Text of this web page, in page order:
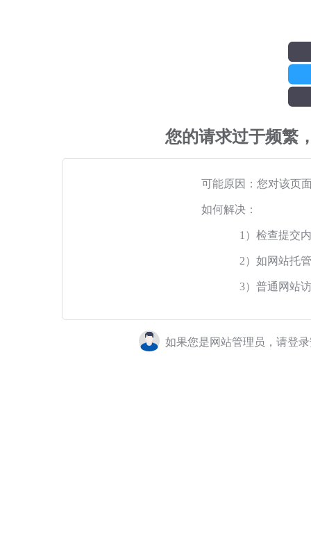
您的请求过于频繁
可能原因：您对该页
如何解决：
1）检查提交
2）如网站托
3）普通网站
如果您是网站管理员，请登